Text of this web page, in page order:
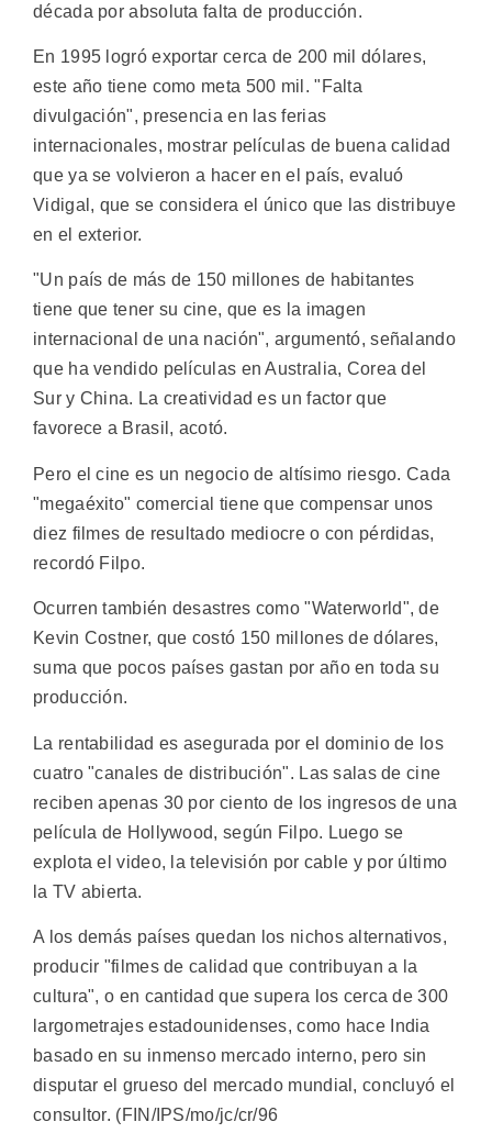
década por absoluta falta de producción.
En 1995 logró exportar cerca de 200 mil dólares,
este año tiene como meta 500 mil. "Falta
divulgación", presencia en las ferias
internacionales, mostrar películas de buena calidad
que ya se volvieron a hacer en el país, evaluó
Vidigal, que se considera el único que las distribuye
en el exterior.
"Un país de más de 150 millones de habitantes
tiene que tener su cine, que es la imagen
internacional de una nación", argumentó, señalando
que ha vendido películas en Australia, Corea del
Sur y China. La creatividad es un factor que
favorece a Brasil, acotó.
Pero el cine es un negocio de altísimo riesgo. Cada
"megaéxito" comercial tiene que compensar unos
diez filmes de resultado mediocre o con pérdidas,
recordó Filpo.
Ocurren también desastres como "Waterworld", de
Kevin Costner, que costó 150 millones de dólares,
suma que pocos países gastan por año en toda su
producción.
La rentabilidad es asegurada por el dominio de los
cuatro "canales de distribución". Las salas de cine
reciben apenas 30 por ciento de los ingresos de una
película de Hollywood, según Filpo. Luego se
explota el video, la televisión por cable y por último
la TV abierta.
A los demás países quedan los nichos alternativos,
producir "filmes de calidad que contribuyan a la
cultura", o en cantidad que supera los cerca de 300
largometrajes estadounidenses, como hace India
basado en su inmenso mercado interno, pero sin
disputar el grueso del mercado mundial, concluyó el
consultor. (FIN/IPS/mo/jc/cr/96